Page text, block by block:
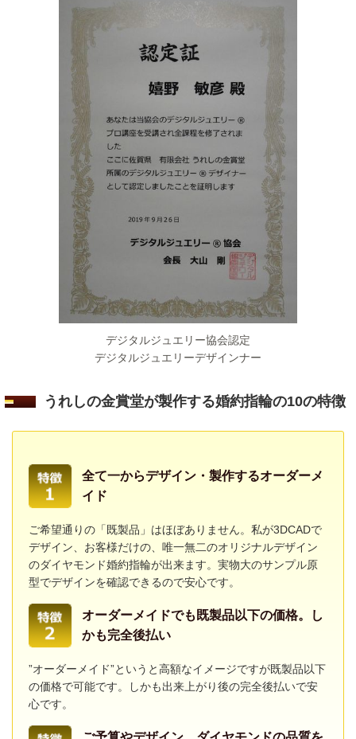
デジタルジュエリー協会認定
デジタルジュエリーデザインナー
うれしの金賞堂が製作する婚約指輪の10の特徴
全て一からデザイン・製作するオーダーメ
イド
ご希望通りの「既製品」はほぼありません。私が3DCADで
デザイン、お客様だけの、唯一無二のオリジナルデザイン
のダイヤモンド婚約指輪が出来ます。実物大のサンプル原
型でデザインを確認できるので安心です。
オーダーメイドでも既製品以下の価格。し
かも完全後払い
”オーダーメイド”というと高額なイメージですが既製品以下
の価格で可能です。しかも出来上がり後の完全後払いで安
心です。